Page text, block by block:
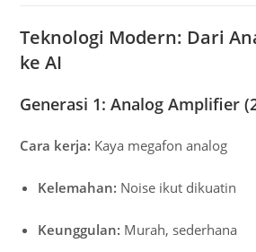
Teknologi Modern: Dari
ke AI
Generasi 1: Analog Amplifier
Cara kerja: Kaya megafon analog
Kelemahan: Noise ikut dikuatin
Keunggulan: Murah, sederhana